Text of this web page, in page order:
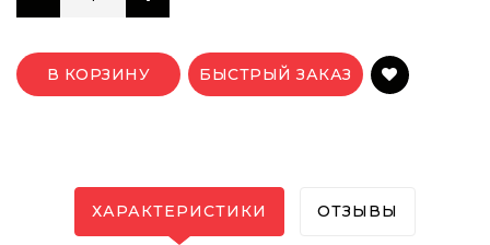
В КОРЗИНУ БЫСТРЫЙ ЗАКАЗ
ХАРАКТЕРИСТИКИ ОТЗЫВЫ